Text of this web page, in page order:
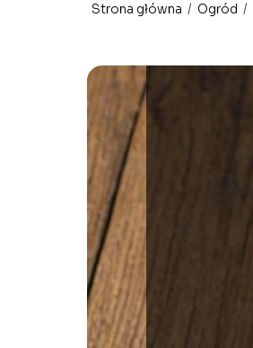
Strona główna / Ogród /